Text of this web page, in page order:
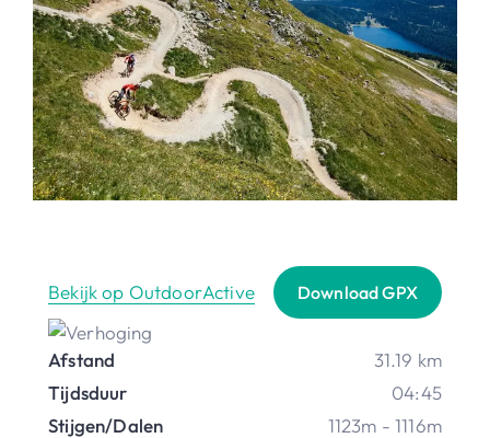
Bekijk op OutdoorActive Download GPX
Afstand
31.19 km
Tijdsduur
04:45
Stijgen/Dalen
1123m - 1116m